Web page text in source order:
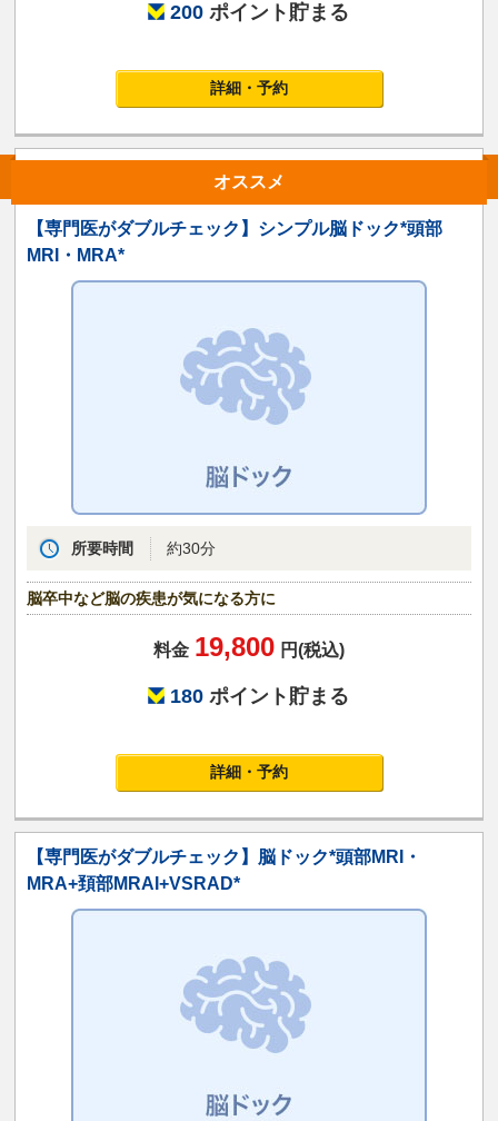
200 ポイント貯まる
詳細・予約
オススメ
【専門医がダブルチェック】シンプル脳ドック*頭部
MRI・MRA*
所要時間 約30分
脳卒中など脳の疾患が気になる方に
料金 19,800 円(税込)
180 ポイント貯まる
詳細・予約
【専門医がダブルチェック】脳ドック*頭部MRI・
MRA+頚部MRAI+VSRAD*